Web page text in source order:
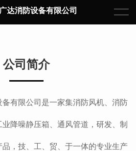
达消防设备有限公司
公司简介
备有限公司是一家集消防风机、消防
降噪静压箱、通风管道，研发、制
，技、工、贸、于一体的专业生产